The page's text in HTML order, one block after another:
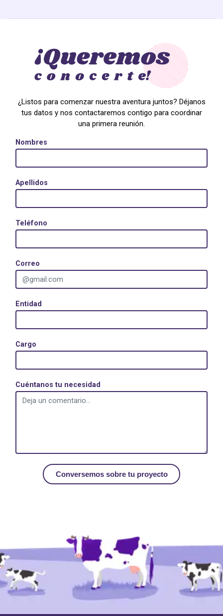
¿Listos para comenzar nuestra aventura juntos? Déjanos
tus datos y nos contactaremos contigo para coordinar
una primera reunión.
Nombres
Apellidos
Teléfono
Correo
Entidad
Cargo
Cuéntanos tu necesidad